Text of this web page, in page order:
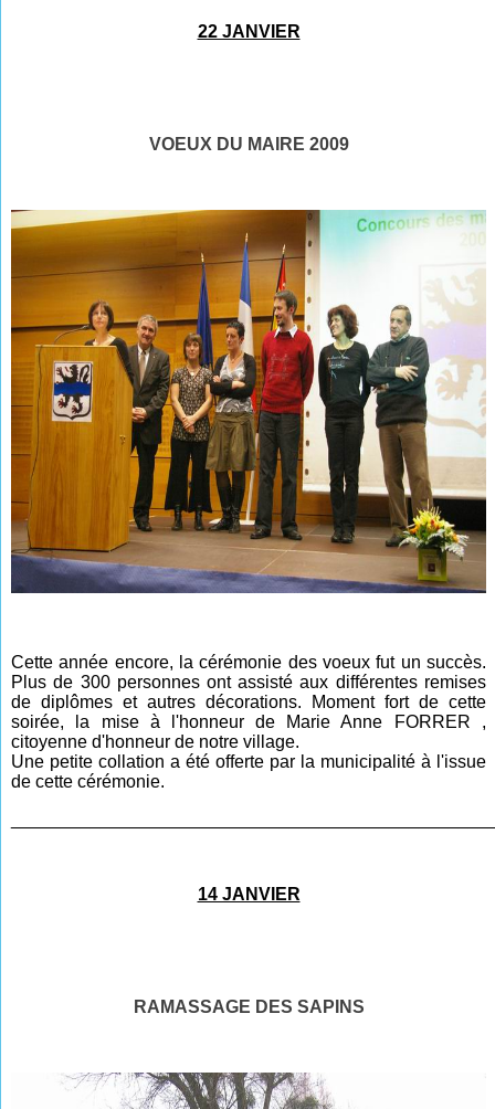
22 JANVIER
VOEUX DU MAIRE 2009
Cette année encore, la cérémonie des voeux fut un succès.
Plus de 300 personnes ont assisté aux différentes remises
de diplômes et autres décorations. Moment fort de cette
soirée, la mise à l'honneur de Marie Anne FORRER ,
citoyenne d'honneur de notre village.
Une petite collation a été offerte par la municipalité à l'issue
de cette cérémonie.
14 JANVIER
RAMASSAGE DES SAPINS